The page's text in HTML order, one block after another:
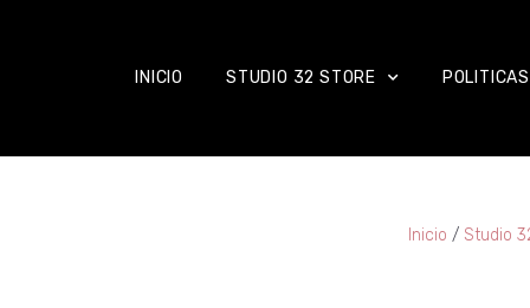
INICIO STUDIO 32 STORE POLITICAS
Inicio / Studio